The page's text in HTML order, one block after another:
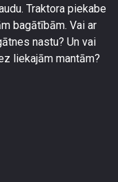
Traktora piekabe
bagātībām. Vai ar
nastu? Un vai
liekajām mantām?